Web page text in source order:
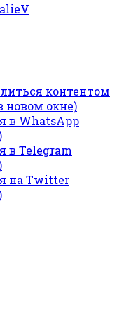
контентом
новом окне)
в WhatsApp
в Telegram
на Twitter